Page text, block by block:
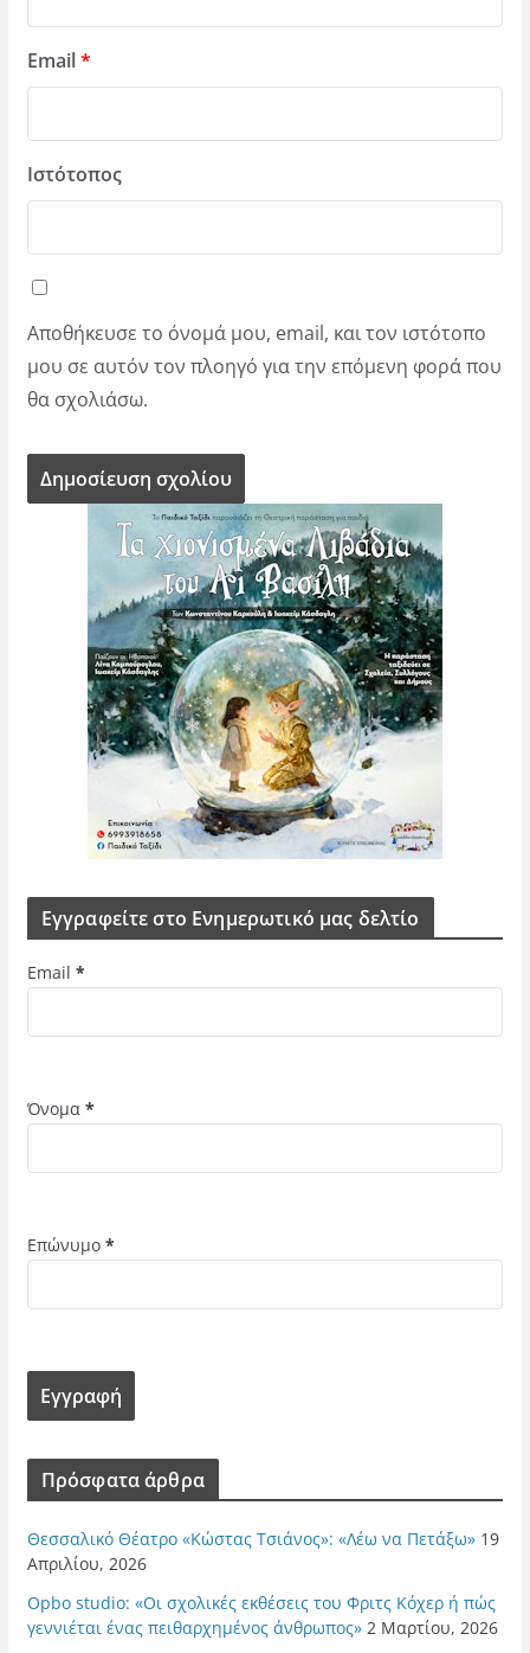
Email*
Ιστότοπος
Αποθήκευσε το όνομά μου, email, και τον ιστότοπο
μου σε αυτόν τον πλοηγό για την επόμενη φορά που
θα σχολιάσω.
Εγγραφείτε στο Ενημερωτικό μας δελτίο
Email *
Όνομα *
Επώνυμο *
Πρόσφατα άρθρα
Θεσσαλικό Θέατρο «Κώστας Τσιάνος»: «Λέω να Πετάξω» 19
Απριλίου, 2026
Opbo studio: «Οι σχολικές εκθέσεις του Φριτς Κόχερ ή πώς
γεννιέται ένας πειθαρχημένος άνθρωπος» 2 Μαρτίου, 2026